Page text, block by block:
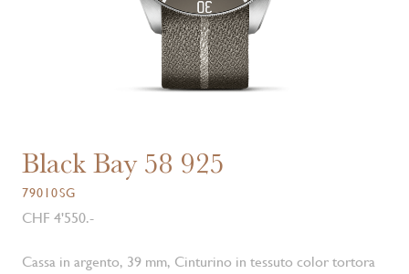
Black Bay 58 925
79010SG
CHF 4'550.-
Cassa in argento, 39 mm, Cinturino in tessuto color tortora